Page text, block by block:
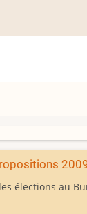
élections au